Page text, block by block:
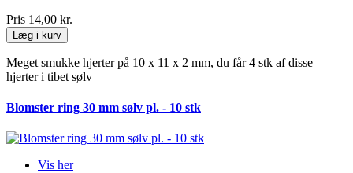
Pris 14,00 kr.
Læg i kurv
Meget smukke hjerter på 10 x 11 x 2 mm, du får 4 stk af disse
hjerter i tibet sølv
Blomster ring 30 mm sølv pl. - 10 stk
Vis her